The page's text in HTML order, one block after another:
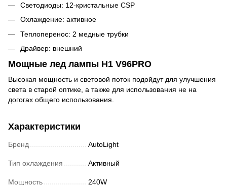
Светодиоды: 12-кристальные CSP
Охлаждение: активное
Теплоперенос: 2 медные трубки
Драйвер: внешний
Мощные лед лампы H1 V96PRO
Высокая мощность и световой поток подойдут для улучшения
света в старой оптике, а также для использования не на
догогах общего использования.
Характеристики
Бренд AutoLight
Тип охлаждения Активный
Мощность 240W